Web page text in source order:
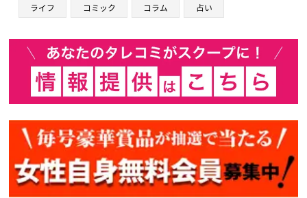
ライフ コミック コラム 占い